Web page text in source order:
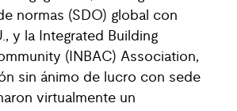
normas (SDO) global con
y la Integrated Building
(INBAC) Association,
sin ánimo de lucro con sede
virtualmente un